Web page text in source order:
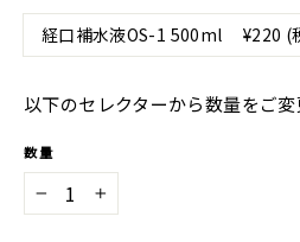
経口補
以下のセレクターから数量をご変
数量
−
+